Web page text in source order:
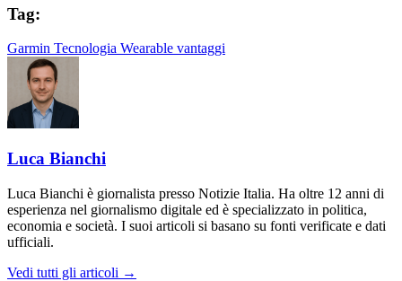
Tag:
Garmin Tecnologia Wearable vantaggi
Luca Bianchi
Luca Bianchi è giornalista presso Notizie Italia. Ha oltre 12 anni di
esperienza nel giornalismo digitale ed è specializzato in politica,
economia e società. I suoi articoli si basano su fonti verificate e dati
ufficiali.
Vedi tutti gli articoli →